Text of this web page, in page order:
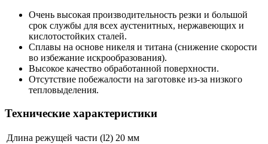
Очень высокая производительность резки и большой
срок службы для всех аустенитных, нержавеющих и
кислотостойких сталей.
Сплавы на основе никеля и титана (снижение скорости
во избежание искрообразования).
Высокое качество обработанной поверхности.
Отсутствие побежалости на заготовке из-за низкого
тепловыделения.
Технические характеристики
Длина режущей части (l2) 20 мм